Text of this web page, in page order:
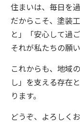
住まいは、毎日を
だからこそ、塗装
と」「安心して過
それが私たちの願い
これからも、地域
し」を支える存在
ります。
どうぞ、よろしく